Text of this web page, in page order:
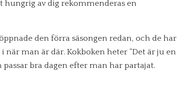
hungrig av dig rekommenderas en
den förra säsongen redan, och de har
man är där. Kokboken heter ”Det är ju en
bra dagen efter man har partajat.